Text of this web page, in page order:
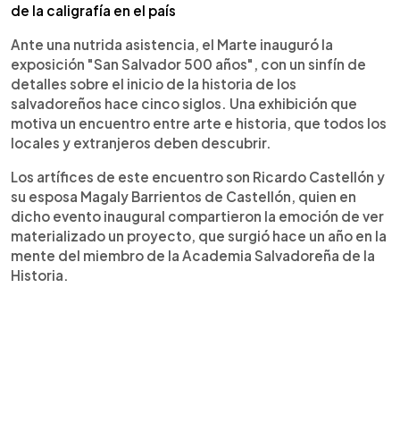
de la caligrafía en el país
Ante una nutrida asistencia, el Marte inauguró la
exposición "San Salvador 500 años", con un sinfín de
detalles sobre el inicio de la historia de los
salvadoreños hace cinco siglos. Una exhibición que
motiva un encuentro entre arte e historia, que todos los
locales y extranjeros deben descubrir.
Los artífices de este encuentro son Ricardo Castellón y
su esposa Magaly Barrientos de Castellón, quien en
dicho evento inaugural compartieron la emoción de ver
materializado un proyecto, que surgió hace un año en la
mente del miembro de la Academia Salvadoreña de la
Historia.